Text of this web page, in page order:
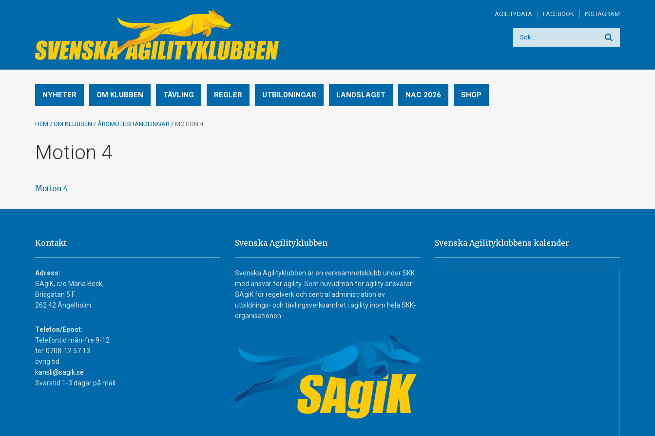
AGILITYDATA FACEBOOK INSTAGRAM
NYHETER OM KLUBBEN TÄVLING REGLER UTBILDNINGAR LANDSLAGET NAC 2026 SHOP
HEM / OM KLUBBEN / ÅRSMÖTESHANDLINGAR / MOTION 4
Motion 4
Motion 4
Kontakt
Adress:
SAgiK, c/o Maria Beck,
Brisgatan 5 F
262 42 Ängelholm
Telefon/Epost:
Telefontid mån-fre 9-12
tel: 0708-12 57 13
övrig tid
kansli@sagik.se
Svarstid 1-3 dagar på mail.
Svenska Agilityklubben
Svenska Agilityklubben är en verksamhetsklubb under SKK
med ansvar för agility. Som huvudman för agility ansvarar
SAgiK för regelverk och central administration av
utbildnings- och tävlingsverksamhet i agility inom hela SKK-
organisationen.
Svenska Agilityklubbens kalender